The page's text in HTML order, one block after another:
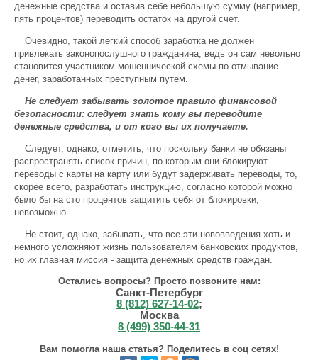
денежные средства и оставив себе небольшую сумму (например,
пять процентов) переводить остаток на другой счет.
Очевидно, такой легкий способ заработка не должен
привлекать законопослушного гражданина, ведь он сам невольно
становится участником мошеннической схемы по отмывание
денег, заработанных преступным путем.
Не следует забывать золотое правило финансовой
безопасности: следует знать кому вы переводите
денежные средства, и от кого вы их получаете.
Следует, однако, отметить, что поскольку банки не обязаны
распространять список причин, по которым они блокируют
переводы с карты на карту или будут задерживать переводы, то,
скорее всего, разработать инструкцию, согласно которой можно
было бы на сто процентов защитить себя от блокировки,
невозможно.
Не стоит, однако, забывать, что все эти нововведения хоть и
немного усложняют жизнь пользователям банковских продуктов,
но их главная миссия - защита денежных средств граждан.
Остались вопросы? Просто позвоните нам:
Санкт-Петербург
8 (812) 627-14-02;
Москва
8 (499) 350-44-31
Вам помогла наша статья? Поделитесь в соц сетях!